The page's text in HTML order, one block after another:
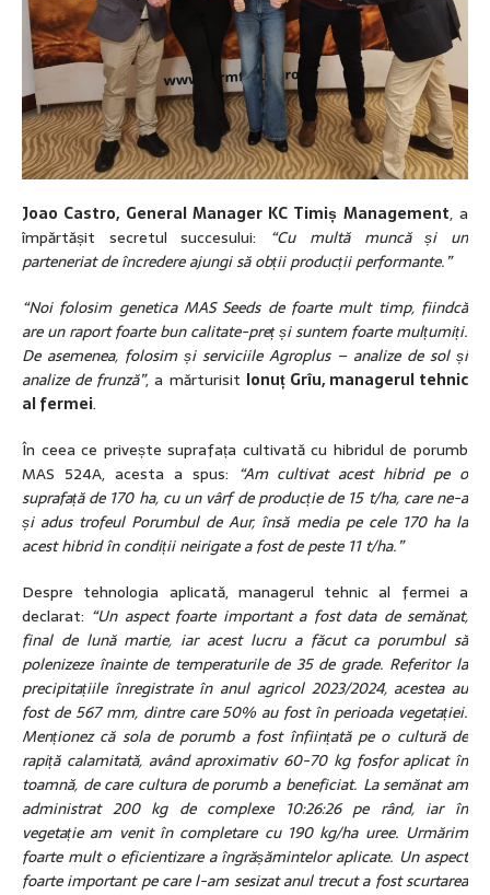
Joao Castro, General Manager KC Timiș Management, a
împărtășit secretul succesului: “Cu multă muncă și un
parteneriat de încredere ajungi să obții producții performante.”
“Noi folosim genetica MAS Seeds de foarte mult timp, fiindcă
are un raport foarte bun calitate-preț și suntem foarte mulțumiți.
De asemenea, folosim și serviciile Agroplus – analize de sol și
analize de frunză”, a mărturisit Ionuț Grîu, managerul tehnic
al fermei.
În ceea ce privește suprafața cultivată cu hibridul de porumb
MAS 524A, acesta a spus: “Am cultivat acest hibrid pe o
suprafață de 170 ha, cu un vârf de producție de 15 t/ha, care ne-a
și adus trofeul Porumbul de Aur, însă media pe cele 170 ha la
acest hibrid în condiții neirigate a fost de peste 11 t/ha.”
Despre tehnologia aplicată, managerul tehnic al fermei a
declarat: “Un aspect foarte important a fost data de semănat,
final de lună martie, iar acest lucru a făcut ca porumbul să
polenizeze înainte de temperaturile de 35 de grade. Referitor la
precipitațiile înregistrate în anul agricol 2023/2024, acestea au
fost de 567 mm, dintre care 50% au fost în perioada vegetației.
Menționez că sola de porumb a fost înființată pe o cultură de
rapiță calamitată, având aproximativ 60-70 kg fosfor aplicat în
toamnă, de care cultura de porumb a beneficiat. La semănat am
administrat 200 kg de complexe 10:26:26 pe rând, iar în
vegetație am venit în completare cu 190 kg/ha uree. Urmărim
foarte mult o eficientizare a îngrășămintelor aplicate. Un aspect
foarte important pe care l-am sesizat anul trecut a fost scurtarea